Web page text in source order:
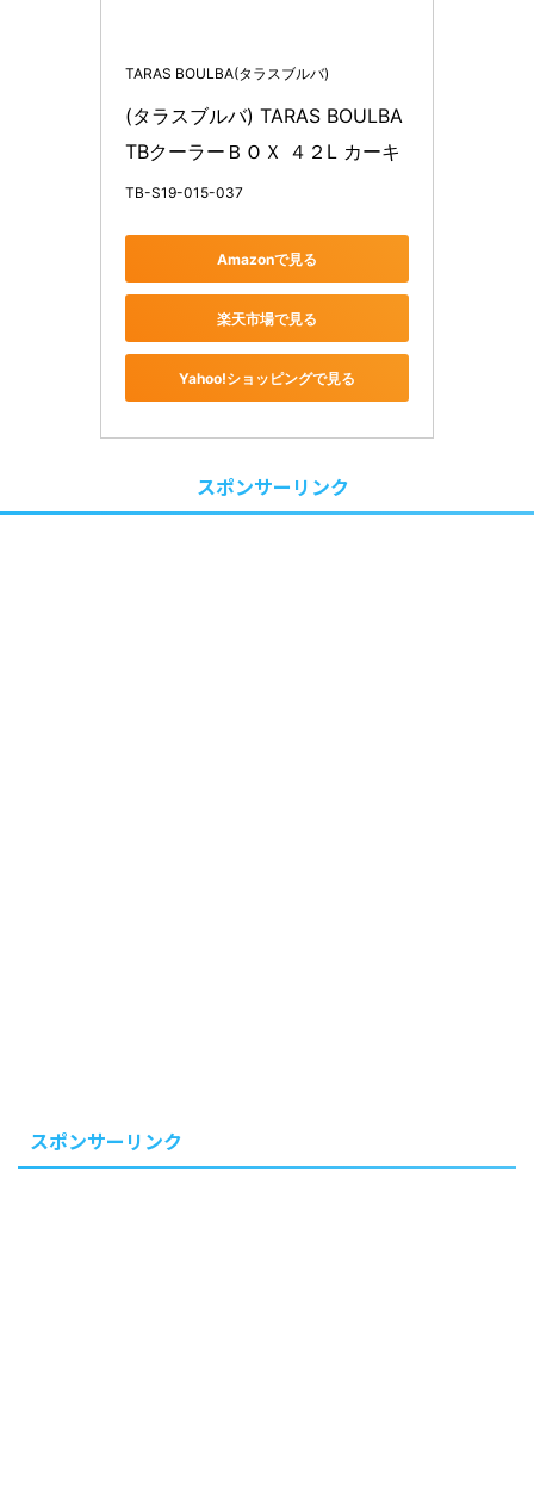
TARAS BOULBA(タラスブルバ)
(タラスブルバ) TARAS BOULBA
TBクーラーＢＯＸ ４２L カーキ
TB-S19-015-037
Amazonで見る
楽天市場で見る
Yahoo!ショッピングで見る
スポンサーリンク
スポンサーリンク